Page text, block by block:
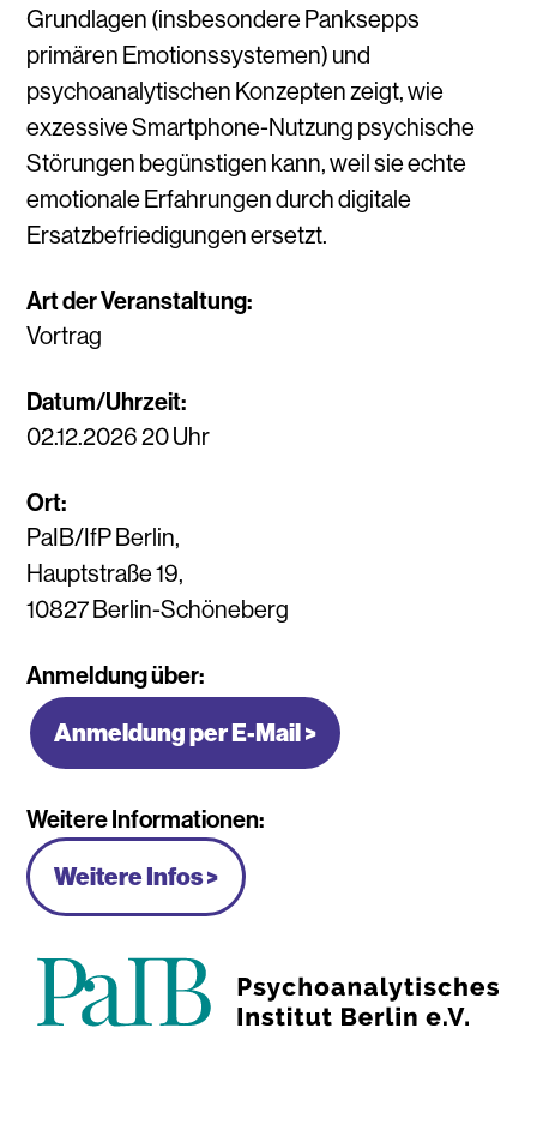
Grundlagen (insbesondere Panksepps
primären Emotionssystemen) und
psychoanalytischen Konzepten zeigt, wie
exzessive Smartphone-Nutzung psychische
Störungen begünstigen kann, weil sie echte
emotionale Erfahrungen durch digitale
Ersatzbefriedigungen ersetzt.
Art der Veranstaltung:
Vortrag
Datum/Uhrzeit:
02.12.2026 20 Uhr
Ort:
PaIB/IfP Berlin,
Hauptstraße 19,
10827 Berlin-Schöneberg
Anmeldung über:
Anmeldung per E-Mail >
Weitere Informationen:
Weitere Infos >